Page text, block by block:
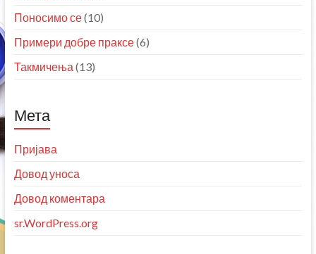
Поносимо се(10)
Примери добре праксе(6)
Такмичења (13)
Мета
Пријава
Довод уноса
Довод коментара
sr.WordPress.org